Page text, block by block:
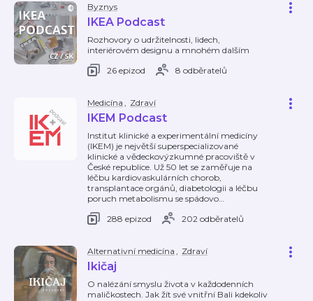
Byznys
IKEA Podcast
Rozhovory o udržitelnosti, lidech,
interiérovém designu a mnohém dalším
26 epizod
8 odběratelů
Medicína , Zdraví
IKEM Podcast
Institut klinické a experimentální medicíny
(IKEM) je největší superspecializované
klinické a vědeckovýzkumné pracoviště v
České republice. Už 50 let se zaměřuje na
léčbu kardiovaskulárních chorob,
transplantace orgánů, diabetologii a léčbu
poruch metabolismu se spádovo…
288 epizod
202 odběratelů
Alternativní medicína , Zdraví
Ikičaj
O nalézání smyslu života v každodenních
maličkostech. Jak žít své vnitřní Bali kdekoliv